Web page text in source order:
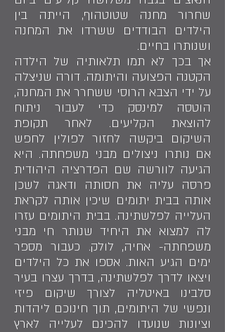
שחרור מחנה שטוטהוף, הייתה בין
הילדים הבודדים ששרדו את המחנה
ושנותרו בחיים.
אך בכך לא תמו תלאותיה של הילדה
הקטנה הפצועה והיתומה. דורה שניצלה
על ידי הצבא הרוסי ששחרר את המחנה,
הוטסה למינסק כדי לעבור ניתוח
להוצאת הקליעים. לאחר תקופת
השיקום ביקשה לחזור לפולין לחפש
אם נותרו ניצולים מבני משפחתה. היא
הגיעה לוורשה שם הפדרציה היהודית
פרסה עליה את חסותה ודאגה לשכן
אותה בבית יתומים שיכין אותה לקראת
העלייה לפלשתינה. בבית היתומים עזרו
לה למצוא את היחיד שנותר חי מבני
משפחתה- אחיה, לולק. כעבור מספר
ימים הגיע האות. אספו את כל הילדים
ויצאו לדרך לפלשתינה, בדרך עצרו בעיר
סלבינו באיטליה לצורך שיקום פיזי
ונפשי של היתומים, תוך חינוכם ליהדות
וציונות שנועדו להכינם לעלייה לארץ